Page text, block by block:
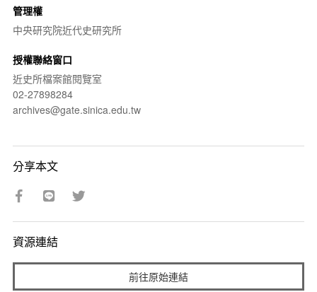
管理權
中央研究院近代史研究所
授權聯絡窗口
近史所檔案館閱覽室
02-27898284
archives@gate.sinica.edu.tw
分享本文
資源連結
前往原始連結